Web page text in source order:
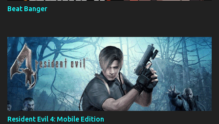
Beat Banger
Resident Evil 4: Mobile Edition